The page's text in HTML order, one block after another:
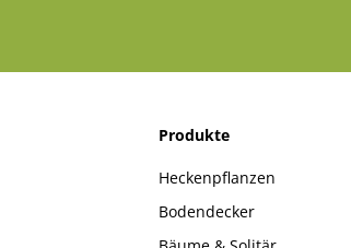
Produkte
Heckenpflanzen
Bodendecker